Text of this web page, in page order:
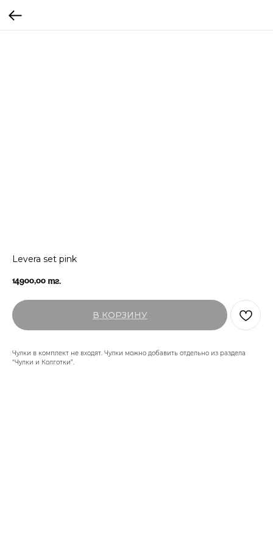
Levera set pink
14900,00 тг.
В КОРЗИНУ
Чулки в комплект не входят. Чулки можно добавить отдельно из раздела
“Чулки и Колготки”.